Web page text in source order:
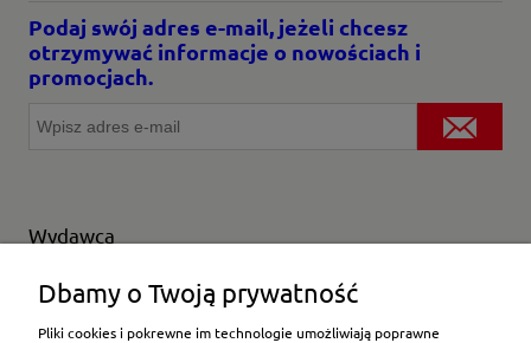
Podaj swój adres e-mail, jeżeli chcesz
otrzymywać informacje o nowościach i
promocjach.
Wydawca
Wybierz producenta
Dbamy o Twoją prywatność
Pliki cookies i pokrewne im technologie umożliwiają poprawne